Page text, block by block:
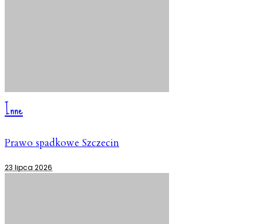
Inne
Prawo spadkowe Szczecin
23 lipca 2026